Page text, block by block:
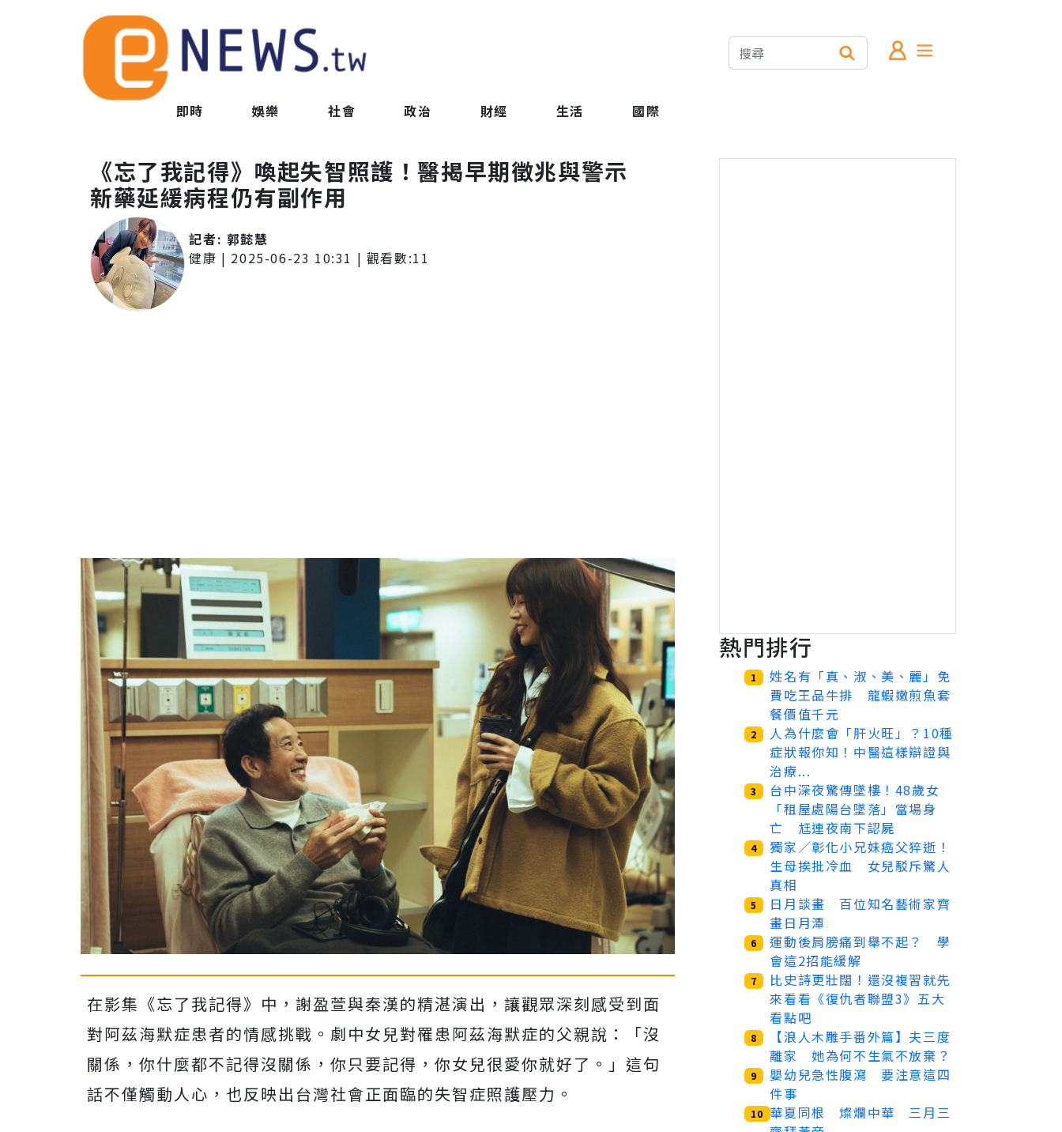
即時 娛樂 社會 政治 財經 生活 國際
《忘了我記得》喚起失智照護！醫揭早期徵兆與警示
新藥延緩病程仍有副作用
記者: 郭懿慧
健康 | 2025-06-23 10:31 | 觀看數:11
在影集《忘了我記得》中，謝盈萱與秦漢的精湛演出，讓觀眾深刻感受到面
對阿茲海默症患者的情感挑戰。劇中女兒對罹患阿茲海默症的父親說：「沒
關係，你什麼都不記得沒關係，你只要記得，你女兒很愛你就好了。」這句
話不僅觸動人心，也反映出台灣社會正面臨的失智症照護壓力。
熱門排行
1
姓名有「真、淑、美、麗」免
費吃王品牛排 龍蝦嫩煎魚套
餐價值千元
2
人為什麼會「肝火旺」？10種
症狀報你知！中醫這樣辯證與
治療...
3
台中深夜驚傳墜樓！48歲女
「租屋處陽台墜落」當場身
亡 尪連夜南下認屍
4
獨家／彰化小兄妹癌父猝逝！
生母挨批冷血 女兒駁斥驚人
真相
5
日月談畫 百位知名藝術家齊
畫日月潭
6
運動後肩膀痛到舉不起？ 學
會這2招能緩解
7
比史詩更壯闊！還沒複習就先
來看看《復仇者聯盟3》五大
看點吧
8
【浪人木雕手番外篇】夫三度
離家 她為何不生氣不放棄？
9
嬰幼兒急性腹瀉 要注意這四
件事
10 華夏同根 燦爛中華 三月三